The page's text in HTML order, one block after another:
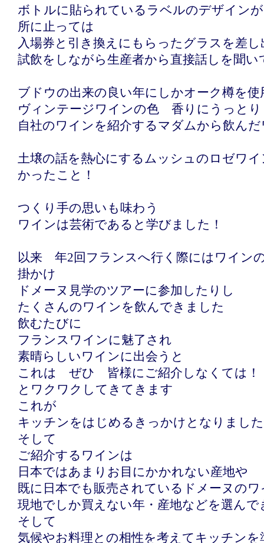
ボトルに貼られているラベルのデザイン
所に止っては
入場券と引き換えにもらったグラスを差し
試飲をしながら生産者から直接話しを聞い
ブドウの出来の良い年にしかオーク樽を使
ヴィンテージワインの色 香りにうっとり
自社のワインを紹介するマダムから飲ん
土壌の話を熱心にするムッシュのロゼワ
かったこと！
つくり手の思いも味わう
ワインは芸術であると学びました！
以来 年2回フランスへ行く際にはワイン
掛かけ
ドメーヌ見学のツアーに参加したりし
たくさんのワインを飲んできました
飲むたびに
フランスワインに魅了され
素晴らしいワインに出会うと
これは ぜひ 皆様にご紹介しなくては！
とワクワクしてきてきます
これが
キッチンをはじめるきっかけとなりました
そして
ご紹介するワインは
日本ではあまりお目にかかれない産地や
既に日本でも販売されているドメーヌの
現地でしか買えない年・産地などを選んで
そして
気候やお料理との相性を考えてキッチン